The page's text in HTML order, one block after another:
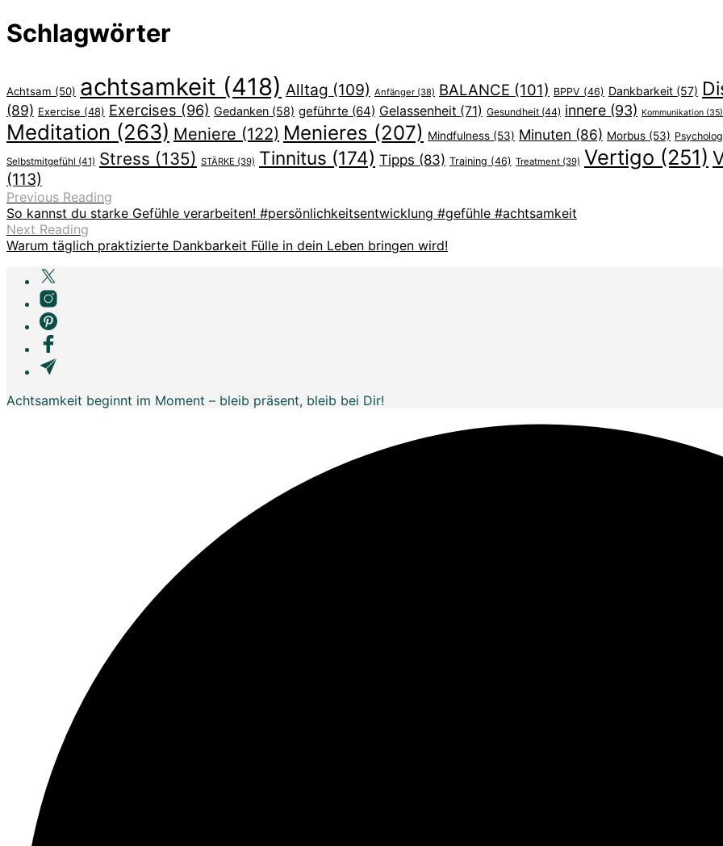
Schlagwörter
Achtsam (50) achtsamkeit (418) Alltag (109) Anfänger (38) BALANCE (101) BPPV (46) Dankbarkeit (57)
(89) Exercise (48) Exercises (96) Gedanken (58) geführte (64) Gelassenheit (71) Gesundheit (44) innere (93) Kommunikation (35)
Meditation (263) Meniere (122) Menieres (207) Mindfulness (53) Minuten (86) Morbus (53)
Selbstmitgefühl (41) Stress (135) STÄRKE (39) Tinnitus (174) Tipps (83) Training (46) Treatment (39) Vertigo (251)
(113)
Previous Reading
So kannst du starke Gefühle verarbeiten! #persönlichkeitsentwicklung #gefühle #achtsamkeit
Next Reading
Warum täglich praktizierte Dankbarkeit Fülle in dein Leben bringen wird!
Achtsamkeit beginnt im Moment – bleib präsent, bleib bei Dir!